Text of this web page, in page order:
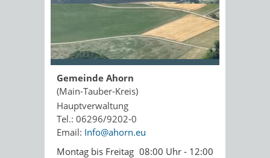
Seite drucken
PDF drucken
Öffnungszeiten
Gemeinde Ahorn
(Main-Tauber-Kreis)
Hauptverwaltung
Tel.: 06296/9202-0
Email: Info@ahorn.eu
Montag bis Freitag 08:00 Uhr - 12:00